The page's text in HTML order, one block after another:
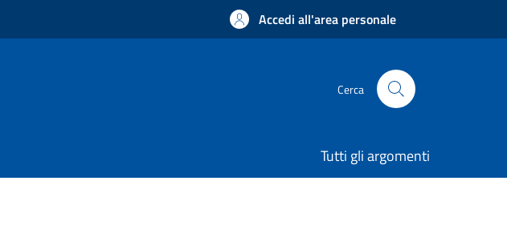
Accedi all'area personale
Cerca
Tutti gli argomenti